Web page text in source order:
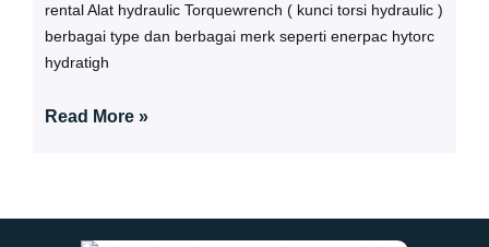
rental Alat hydraulic Torquewrench ( kunci torsi hydraulic )
berbagai type dan berbagai merk seperti enerpac hytorc
hydratigh
Read More »